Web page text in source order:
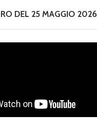
DEL 25 MAGGIO 2026